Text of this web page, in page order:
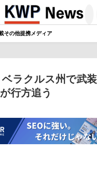
その他提携メディア
ラクルス州で武
行方追う